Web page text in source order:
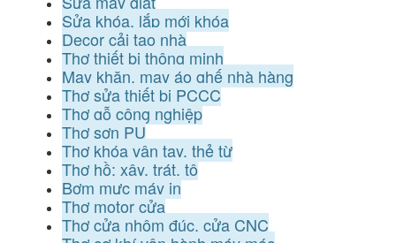
Sửa khóa, lắp mới khóa
Decor cải tạo nhà
Thợ thiết bị thông minh
May khăn, may áo ghế nhà hàng
Thợ sửa thiết bị PCCC
Thợ gỗ công nghiệp
Thợ sơn PU
Thợ khóa vân tay, thẻ từ
Thợ hồ: xây, trát, tô
Bơm mực máy in
Thợ motor cửa
Thợ cửa nhôm đúc, cửa CNC